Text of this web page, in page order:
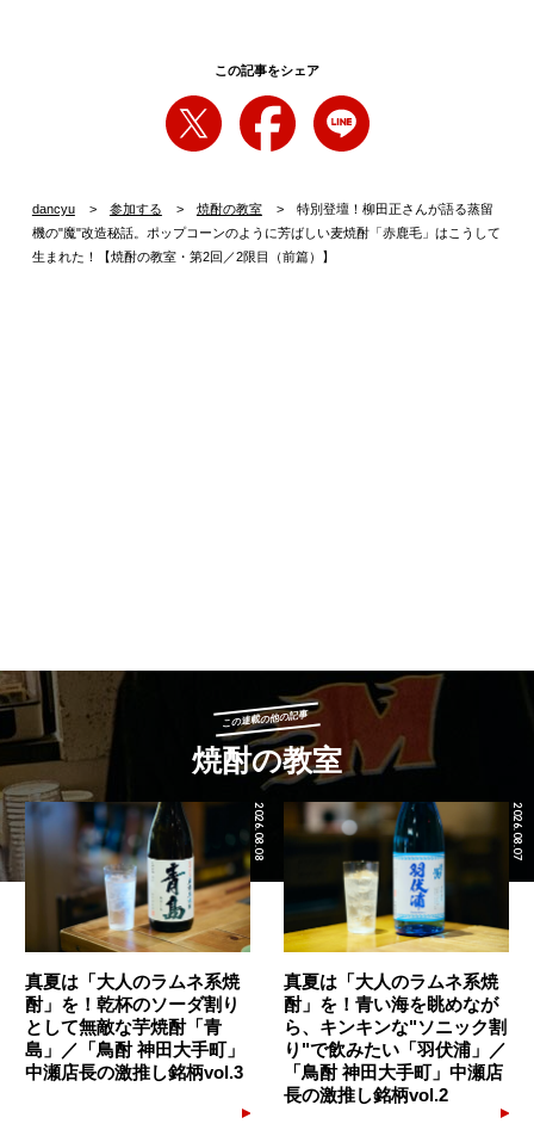
この記事をシェア
dancyu 参加する 焼酎の教室
特別登壇！柳田正さんが語る蒸留
機の"魔"改造秘話。ポップコーンのように芳ばしい麦焼酎「赤鹿毛」はこうして
生まれた！【焼酎の教室・第2回／2限目（前篇）】
この連載の他の記事
焼酎の教室
2026.08.08
真夏は「大人のラムネ系焼
酎」を！乾杯のソーダ割り
として無敵な芋焼酎「青
島」／「鳥酎 神田大手町」
中瀬店長の激推し銘柄vol.3
2026.08.07
真夏は「大人のラムネ系焼
酎」を！青い海を眺めなが
ら、キンキンな"ソニック割
り"で飲みたい「羽伏浦」／
「鳥酎 神田大手町」中瀬店
長の激推し銘柄vol.2